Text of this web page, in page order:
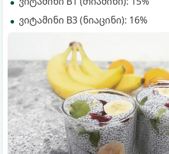
ვიტამინი B3 (ნიაცინი): 16%